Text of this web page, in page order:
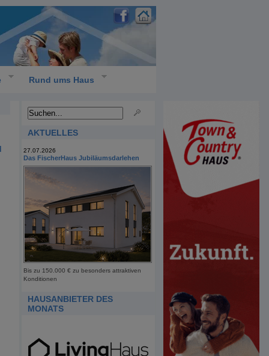
Rund ums Haus
AKTUELLES
27.07.2026
Das FischerHaus Jubiläumsdarlehen
Bis zu 150.000 € zu besonders attraktiven
Konditionen
HAUSANBIETER DES
MONATS